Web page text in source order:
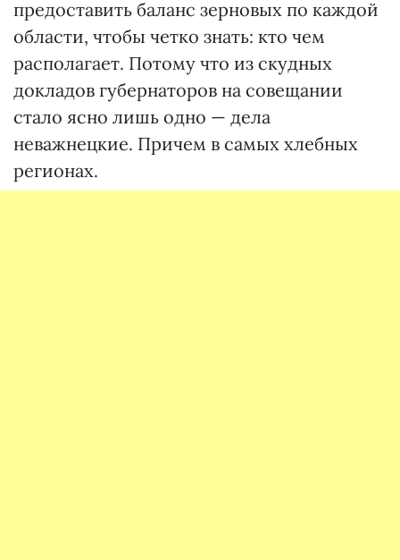
предоставить баланс зерновых по каждой
области, чтобы четко знать: кто чем
располагает. Потому что из скудных
докладов губернаторов на совещании
стало ясно лишь одно — дела
неважнецкие. Причем в самых хлебных
регионах.